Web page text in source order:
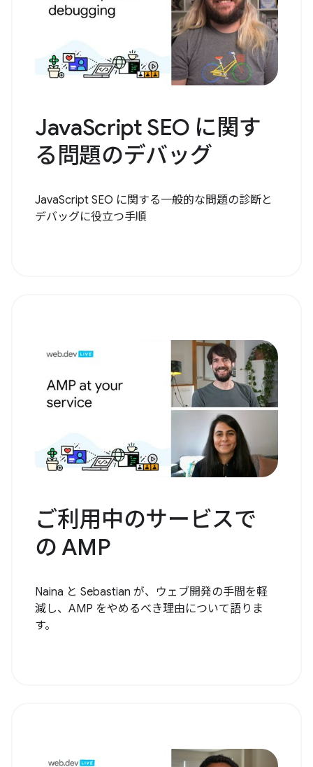
JavaScript SEO に関す
る問題のデバッグ
JavaScript SEO に関する一般的な問題の診断と
デバッグに役立つ手順
ご利用中のサービスで
の AMP
Naina と Sebastian が、ウェブ開発の手間を軽
減し、AMP をやめるべき理由について語りま
す。